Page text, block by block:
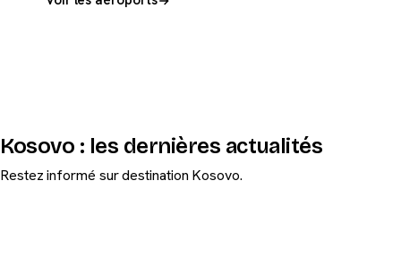
Kosovo : les dernières actualités
Restez informé sur destination Kosovo.